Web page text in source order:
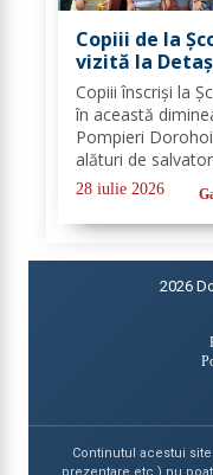
Copiii de la
vizită la
Dorohoi -
Copiii înscriși la
în această
Pompieri
alături de
care au
a lungul timpului.
28 iulie 2026
2026
Continutul acestui